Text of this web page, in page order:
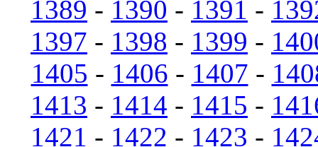
1389 - 1390 - 1391 -
1397 - 1398 - 1399 -
1405 - 1406 - 1407 -
1413 - 1414 - 1415 -
1421 - 1422 - 1423 -